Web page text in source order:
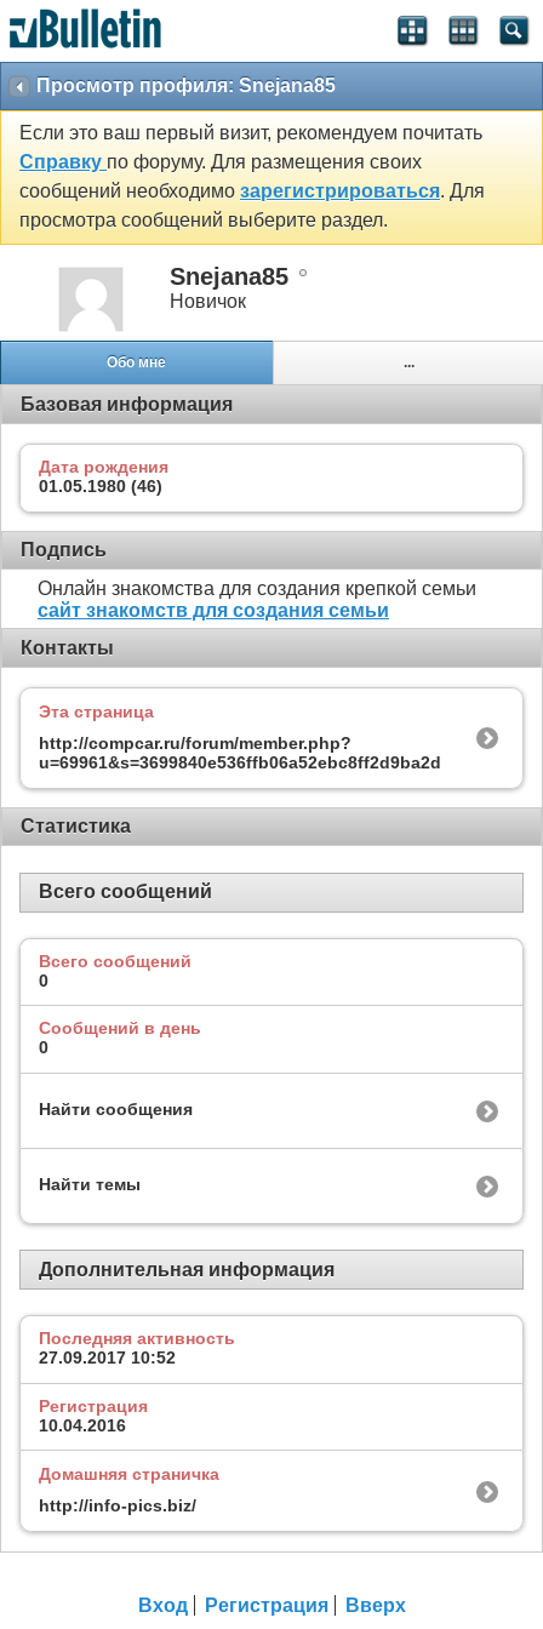
Просмотр профиля: Snejana85
Если это ваш первый визит, рекомендуем почитать
Справку по форуму. Для размещения своих
сообщений необходимо зарегистрироваться. Для
просмотра сообщений выберите раздел.
Snejana85
Новичок
Обо мне ...
Базовая информация
Дата рождения
01.05.1980 (46)
Подпись
Онлайн знакомства для создания крепкой семьи
сайт знакомств для создания семьи
Контакты
Эта страница
http://compcar.ru/forum/member.php?
u=69961&s=3699840e536ffb06a52ebc8ff2d9ba2d
Статистика
Всего сообщений
Всего сообщений
0
Сообщений в день
0
Найти сообщения
Найти темы
Дополнительная информация
Последняя активность
27.09.2017 10:52
Регистрация
10.04.2016
Домашняя страничка
http://info-pics.biz/
Вход Регистрация Вверх